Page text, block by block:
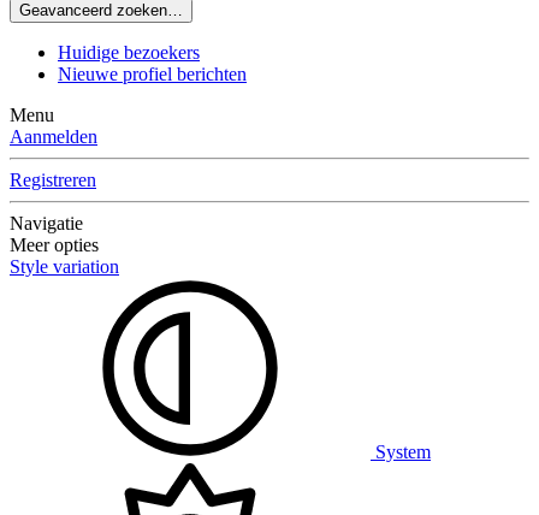
Geavanceerd zoeken…
Huidige bezoekers
Nieuwe profiel berichten
Menu
Aanmelden
Registreren
Navigatie
Meer opties
Style variation
System